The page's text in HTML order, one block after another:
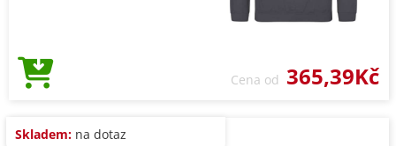
Cena od 365,39Kč
Skladem: na dotaz